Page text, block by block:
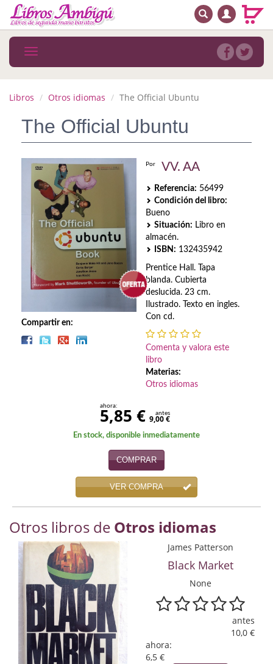
MENÚ PRINCIPAL
Novedades
MATERIAS
Astrología. Ocultismo
Autoayuda. Conocimiento personal
Autoayuda. Crecimiento personal
Biografías
Cine
Discos deVinilo. LP
Divulgación científica
DVD
Economía
Enciclopedias
Ensayo
Ensayo literario
Filosofía
BUSCAR
Toggle
navigation
Libros Otros idiomas The Official Ubuntu
The Official Ubuntu
Compartir en:
Por VV. AA
Referencia: 56499
Condición del libro:
Bueno
Situación: Libro en
almacén.
ISBN: 132435942
Prentice Hall. Tapa
blanda. Cubierta
deslucida. 23 cm.
Ilustrado. Texto en ingles.
Con cd.
Comenta y valora este
libro
Materias:
Otros idiomas
ahora:
5,85 € antes
9,00 €
En stock, disponible inmediatamente
COMPRAR
VER COMPRA
Otros libros de Otros idiomas
James Patterson
Black Market
None
antes
10,0 €
ahora:
6,5 €